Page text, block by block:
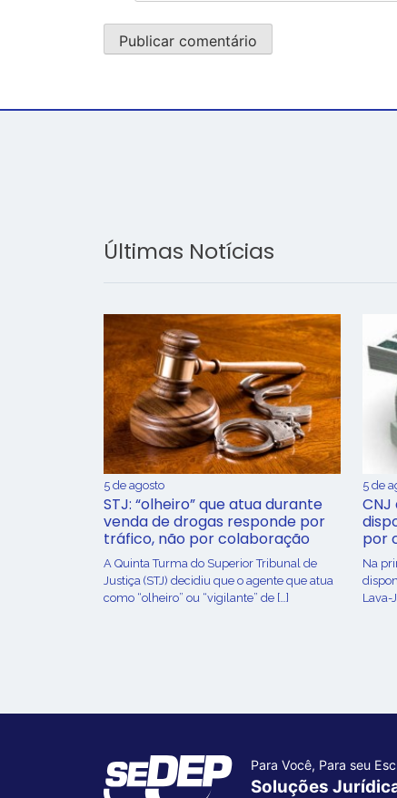
Últimas Notícias
5 de agosto
STJ: “olheiro” que atua durante
venda de drogas responde por
tráfico, não por colaboração
A Quinta Turma do Superior Tribunal de
Justiça (STJ) decidiu que o agente que atua
como “olheiro” ou “vigilante” de […]
5 de
por
Na
Lava-
Para Você, Para seu
Soluções